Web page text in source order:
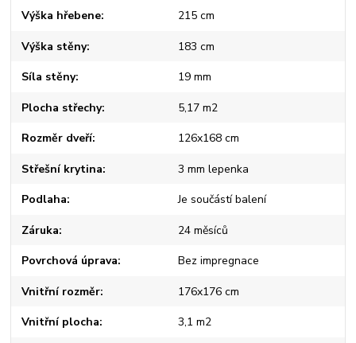
Výška hřebene 215 cm
Výška stěny 183 cm
Síla stěny 19 mm
Plocha střechy 5,17 m2
Rozměr dveří 126x168 cm
Střešní krytina 3 mm lepenka
Podlaha Je součástí balení
Záruka 24 měsíců
Povrchová úprava Bez impregnace
Vnitřní rozměr 176x176 cm
Vnitřní plocha 3,1 m2